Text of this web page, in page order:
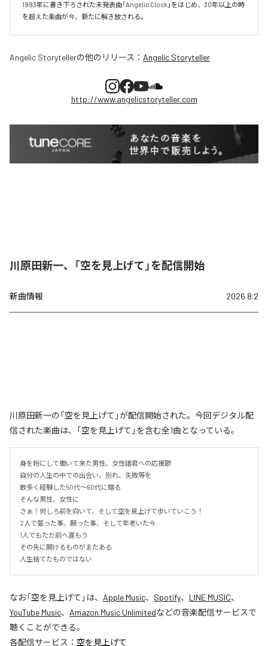
1993年に書き下ろされた未発表曲「Angelic Clock」をはじめ、30年以上の時
を超えた楽曲が今、新たに解き放される。
Angelic Storytellerの他のリリース： Angelic Storyteller
http://www.angelicstoryteller.com
川原田新一、「空を見上げて」を配信開始
新曲情報 2026.8.2
川原田新一の「空を見上げて」が配信開始された。今回デジタル配
信された楽曲は、「空を見上げて」を含む全1曲となっている。
身を粉にして働いて来た男性、女性諸君への応援歌
自分の人生の中での出会い、別れ、失敗等を
数多く経験した50代〜60代に贈る
そんな男性、女性に
さぁ！何しろ前を向いて、そして空を見上げて歩いていこう！
2人で誓った事、願った事、そして年老いた今
1人でもただ前へ進もう
その先に開けるものがまたある
人生捨てたものではない
なお「空を見上げて 」は、 Apple Music、 Spotify、 LINE MUSIC、
YouTube Music、 Amazon Music Unlimitedなどの音楽配信サービスで
聴くことができる。
各配信サービス： 空を見上げて